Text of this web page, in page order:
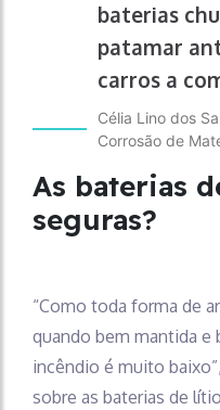
baterias
patamar
carros a
Célia Lino dos
Corrosão de
As baterias
seguras?
“Como toda forma de
quando bem mantida e
incêndio é muito
sobre as baterias de